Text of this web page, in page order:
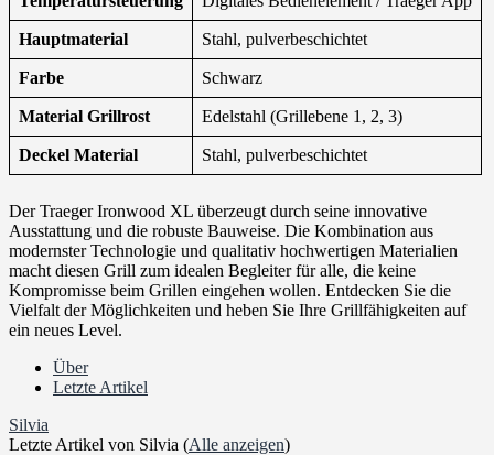
Hauptmaterial Stahl, pulverbeschichtet
Farbe Schwarz
Material Grillrost Edelstahl (Grillebene 1, 2, 3)
Deckel Material Stahl, pulverbeschichtet
Der Traeger Ironwood XL überzeugt durch seine innovative
Ausstattung und die robuste Bauweise. Die Kombination aus
modernster Technologie und qualitativ hochwertigen Materialien
macht diesen Grill zum idealen Begleiter für alle, die keine
Kompromisse beim Grillen eingehen wollen. Entdecken Sie die
Vielfalt der Möglichkeiten und heben Sie Ihre Grillfähigkeiten auf
ein neues Level.
Über
Letzte Artikel
Silvia
Letzte Artikel von Silvia (Alle anzeigen)